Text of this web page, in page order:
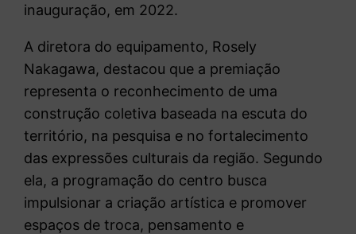
inauguração, em 2022.
A diretora do equipamento, Rosely
Nakagawa, destacou que a premiação
representa o reconhecimento de uma
construção coletiva baseada na escuta do
território, na pesquisa e no fortalecimento
das expressões culturais da região. Segundo
ela, a programação do centro busca
impulsionar a criação artística e promover
espaços de troca, pensamento e